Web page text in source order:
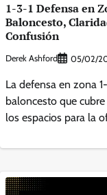
1-3-1 Defensa en
Baloncesto,
Confusión
Derek Ashford 05/02/
La defensa en zona
baloncesto que
los espacios para la